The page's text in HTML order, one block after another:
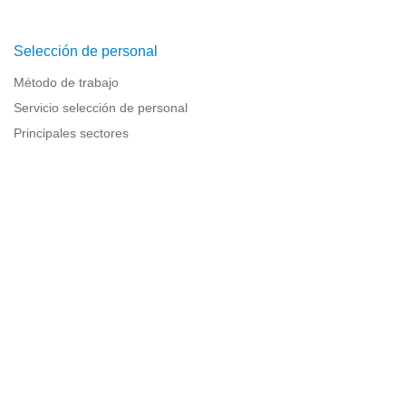
Selección de personal
Método de trabajo
Servicio selección de personal
Principales sectores